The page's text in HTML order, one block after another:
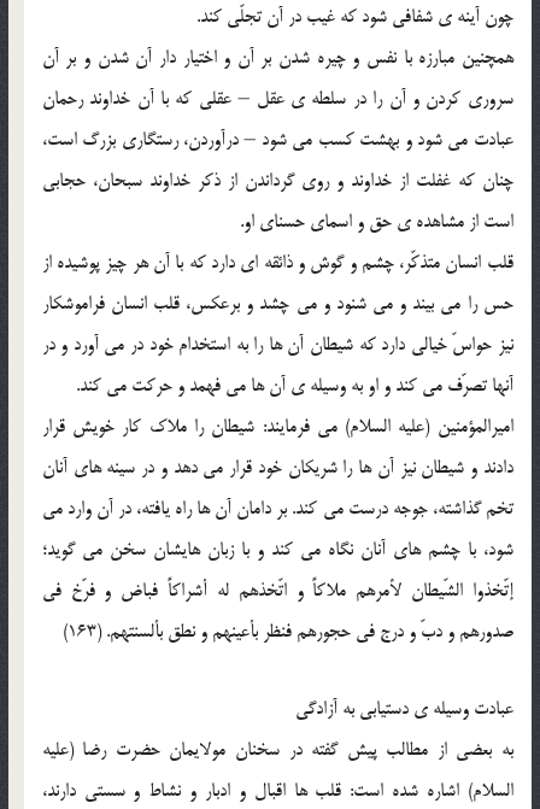
چون آينه ي شفافي شود که غيب در آن تجلّي کند.
همچنين مبارزه با نفس و چيره شدن بر آن و اختيار دار آن شدن و بر آن
سروري کردن و آن را در سلطه ي عقل – عقلي که با آن خداوند رحمان
عبادت مي شود و بهشت کسب مي شود – درآوردن، رستگاري بزرگ است،
چنان که غفلت از خداوند و روي گرداندن از ذکر خداوند سبحان، حجابي
است از مشاهده ي حق و اسماي حسناي او.
قلب انسان متذکّر، چشم و گوش و ذائقه اي دارد که با آن هر چيز پوشيده از
حس را مي بيند و مي شنود و مي چشد و برعکس، قلب انسان فراموشکار
نيز حواسّ خيالي دارد که شيطان آن ها را به استخدام خود در مي آورد و در
آنها تصرّف مي کند و او به وسيله ي آن ها مي فهمد و حرکت مي کند.
اميرالمؤمنين (عليه السلام) مي فرمايند: شيطان را ملاک کار خويش قرار
دادند و شيطان نيز آن ها را شريکان خود قرار مي دهد و در سينه هاي آنان
تخم گذاشته، جوجه درست مي کند. بر دامان آن ها راه يافته، در آن وارد مي
شود، با چشم هاي آنان نگاه مي کند و با زبان هايشان سخن مي گويد؛
إتّخذوا الشّيطان لأمرهم ملاکاً و اتّخذهم له أشراکاً فباض و فرّخ في
صدورهم و دبّ و درج في حجورهم فنظر بأعينهم و نطق بألسنتهم. (163)
عبادت وسيله ي دستيابي به آزادگي
به بعضي از مطالب پيش گفته در سخنان مولايمان حضرت رضا (عليه
السلام) اشاره شده است: قلب ها اقبال و ادبار و نشاط و سستي دارند،